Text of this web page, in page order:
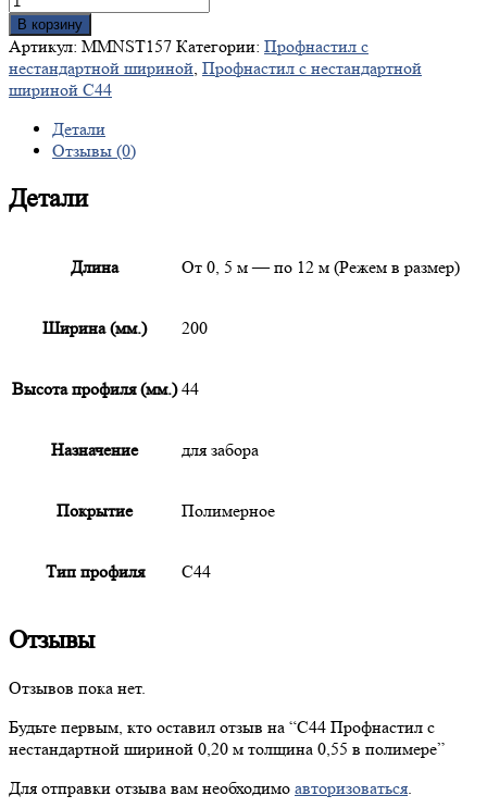
В корзину
Артикул: MMNST157 Категории: Профнастил с
нестандартной шириной, Профнастил с нестандартной
шириной С44
Детали
Отзывы (0)
Детали
Длина От 0, 5 м — по 12 м (Режем в размер)
Ширина (мм.) 200
Высота профиля (мм.) 44
Назначение для забора
Покрытие Полимерное
Тип профиля С44
Отзывы
Отзывов пока нет.
Будьте первым, кто оставил отзыв на “С44 Профнастил с
нестандартной шириной 0,20 м толщина 0,55 в полимере”
Для отправки отзыва вам необходимо авторизоваться.